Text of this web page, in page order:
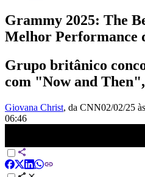
Grammy 2025: The
Melhor Performance
Grupo britânico
com "Now and
Giovana Christ, da CNN02/02/25
06:46